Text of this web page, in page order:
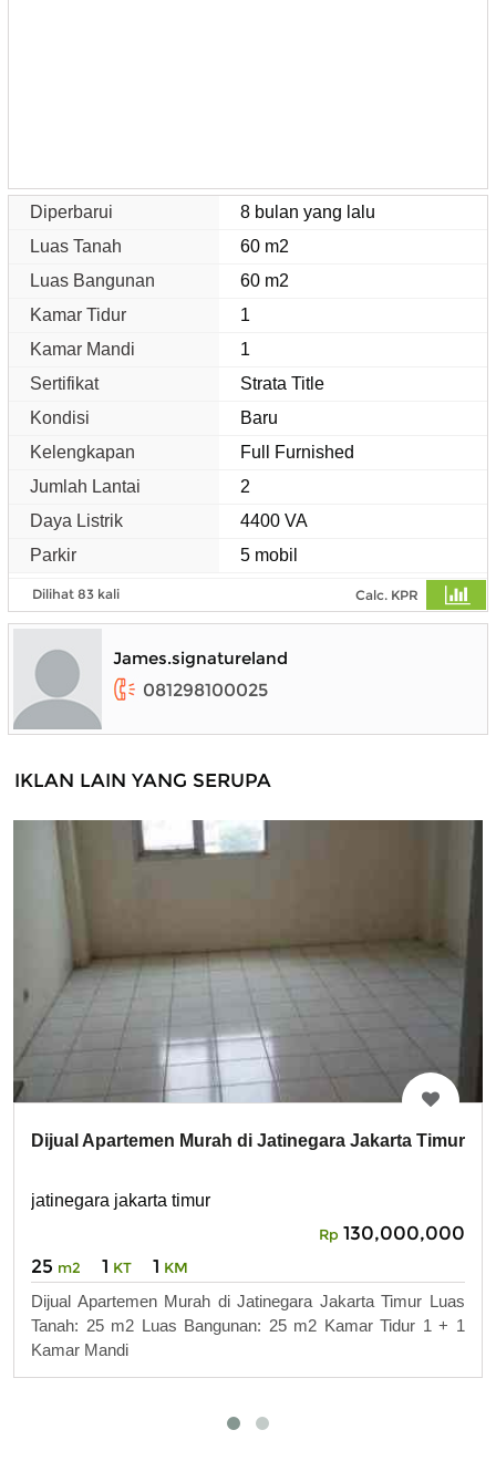
Diperbarui
8 bulan yang lalu
Luas Tanah
60 m2
Luas Bangunan
60 m2
Kamar Tidur
1
Kamar Mandi
1
Sertifikat
Strata Title
Kondisi
Baru
Kelengkapan
Full Furnished
Jumlah Lantai
2
Daya Listrik
4400 VA
Parkir
5 mobil
Dilihat 83 kali Calc. KPR
James.signatureland
081298100025
IKLAN LAIN YANG SERUPA
Dijual Apartemen Murah di Jatinegara Jakarta Timur
jatinegara jakarta timur
Rp 130,000,000
25 m2 1 KT 1 KM
Dijual Apartemen Murah di Jatinegara Jakarta Timur Luas
Tanah: 25 m2 Luas Bangunan: 25 m2 Kamar Tidur 1 + 1
Kamar Mandi